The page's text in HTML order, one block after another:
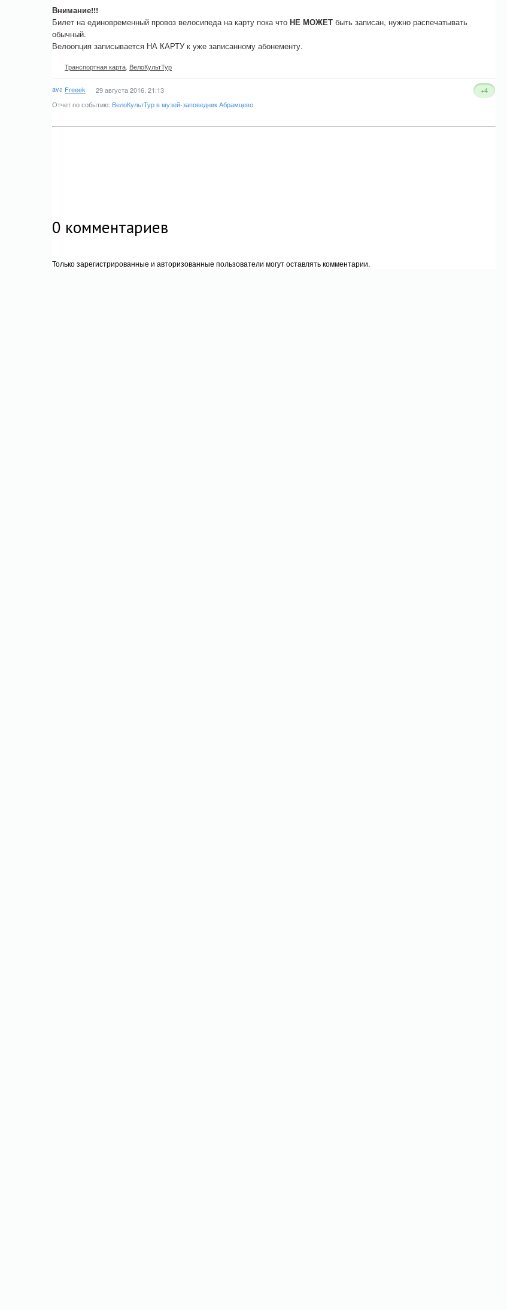
Внимание!!!
Билет на единовременный провоз велосипеда на карту пока что НЕ МОЖЕТ быть записан, нужно распечатывать
обычный.
Велоопция записывается НА КАРТУ к уже записанному абонементу.
Транспортная карта ВелоКультТур
Freeek 29 августа 2016, 21:13
+4
Отчет по событию: ВелоКультТур в музей-заповедник Абрамцево
0 комментариев
Только зарегистрированные и авторизованные пользователи могут оставлять комментарии.